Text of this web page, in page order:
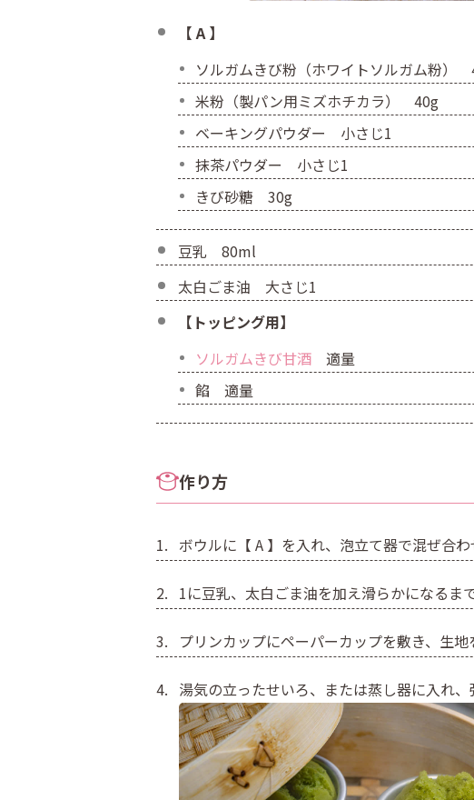
【 A 】
ソルガムきび粉（ホワイトソルガム粉）
米粉（製パン用ミズホチカラ） 40g
ベーキングパウダー 小さじ1
抹茶パウダー 小さじ1
きび砂糖 30g
豆乳 80ml
太白ごま油 大さじ1
【トッピング用】
ソルガムきび甘酒 適量
餡 適量
作り方
ボウルに【 A 】を入れ、泡立て器で混ぜ合わ
1に豆乳、太白ごま油を加え滑らかになるま
プリンカップにペーパーカップを敷き、生地
湯気の立ったせいろ、または蒸し器に入れ、